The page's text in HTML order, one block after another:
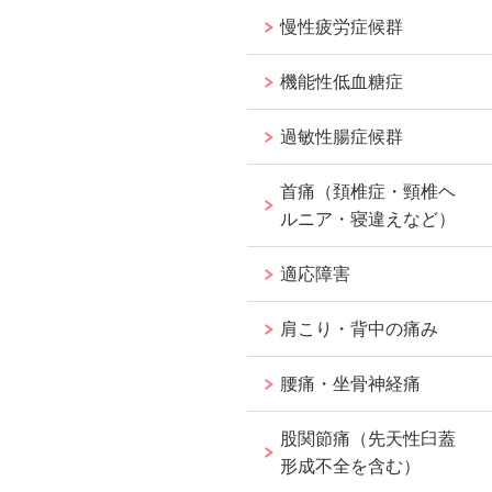
慢性疲労症候群
機能性低血糖症
過敏性腸症候群
首痛（頚椎症・頸椎ヘ
ルニア・寝違えなど）
適応障害
肩こり・背中の痛み
腰痛・坐骨神経痛
股関節痛（先天性臼蓋
形成不全を含む）